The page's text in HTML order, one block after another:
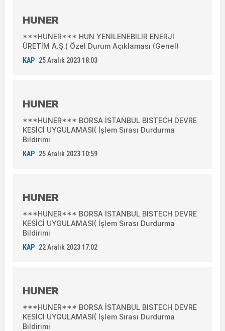
HUNER
***HUNER*** HUN YENİLENEBİLİR ENERJİ
ÜRETİM A.Ş.( Özel Durum Açıklaması (Genel)
KAP 25 Aralık 2023 18:03
HUNER
***HUNER*** BORSA İSTANBUL BISTECH DEVRE
KESİCİ UYGULAMASI( İşlem Sırası Durdurma
Bildirimi
KAP 25 Aralık 2023 10:59
HUNER
***HUNER*** BORSA İSTANBUL BISTECH DEVRE
KESİCİ UYGULAMASI( İşlem Sırası Durdurma
Bildirimi
KAP 22 Aralık 2023 17:02
HUNER
***HUNER*** BORSA İSTANBUL BISTECH DEVRE
KESİCİ UYGULAMASI( İşlem Sırası Durdurma
Bildirimi